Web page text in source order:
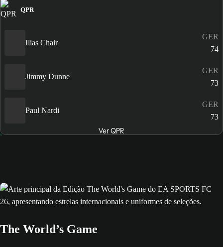
QPR
Ilias Chair
GER
74
Jimmy Dunne
GER
73
Paul Nardi
GER
73
Ver QPR
The World’s Game